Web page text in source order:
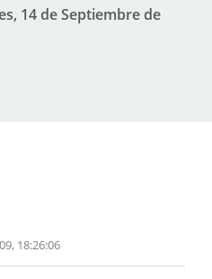
14 de Septiembre de
18:26:06